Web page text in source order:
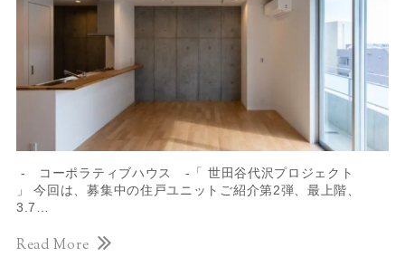
- コーポラティブハウス -「 世田谷代沢プロジェクト
」 今回は、募集中の住戸ユニットご紹介第2弾、最上階、
3.7…
Read More